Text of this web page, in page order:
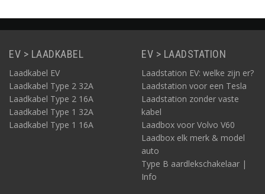
EV > LAADKABEL
Laadkabel EV
Laadkabel Type 2 32A
Laadkabel Type 2 16A
Laadkabel Type 1 32A
Laadkabel Type 1 16A
EV > LAADSTATION
Laadstation EV: welke zijn er?
Laadstation voor een Tesla
Laadstation zonder vaste
kabel
Laadbox voor Volvo V60
Laadbox elk merk & model
auto
Type B aardlekschakelaar |
Info